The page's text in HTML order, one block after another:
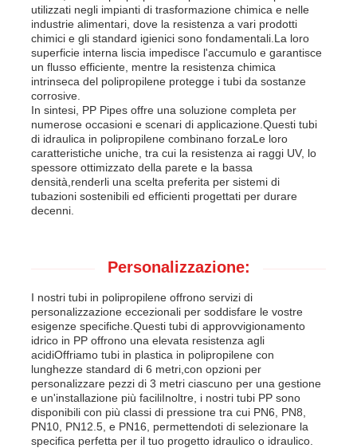
utilizzati negli impianti di trasformazione chimica e nelle
industrie alimentari, dove la resistenza a vari prodotti
chimici e gli standard igienici sono fondamentali.La loro
superficie interna liscia impedisce l'accumulo e garantisce
un flusso efficiente, mentre la resistenza chimica
intrinseca del polipropilene protegge i tubi da sostanze
corrosive.
In sintesi, PP Pipes offre una soluzione completa per
numerose occasioni e scenari di applicazione.Questi tubi
di idraulica in polipropilene combinano forzaLe loro
caratteristiche uniche, tra cui la resistenza ai raggi UV, lo
spessore ottimizzato della parete e la bassa
densità,renderli una scelta preferita per sistemi di
tubazioni sostenibili ed efficienti progettati per durare
decenni.
Personalizzazione:
I nostri tubi in polipropilene offrono servizi di
personalizzazione eccezionali per soddisfare le vostre
esigenze specifiche.Questi tubi di approvvigionamento
idrico in PP offrono una elevata resistenza agli
acidiOffriamo tubi in plastica in polipropilene con
lunghezze standard di 6 metri,con opzioni per
personalizzare pezzi di 3 metri ciascuno per una gestione
e un'installazione più faciliInoltre, i nostri tubi PP sono
disponibili con più classi di pressione tra cui PN6, PN8,
PN10, PN12.5, e PN16, permettendoti di selezionare la
specifica perfetta per il tuo progetto idraulico o idraulico.